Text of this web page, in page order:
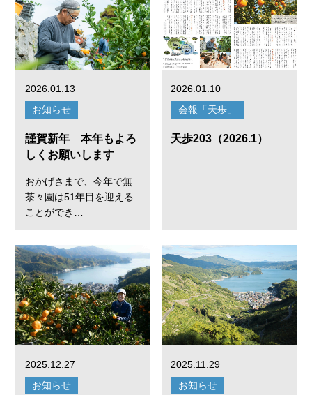
2026.01.13
お知らせ
謹賀新年 本年もよろ
しくお願いします
おかげさまで、今年で無
茶々園は51年目を迎える
ことができ…
2026.01.10
会報「天歩」
天歩203（2026.1）
2025.12.27
お知らせ
2025.11.29
お知らせ